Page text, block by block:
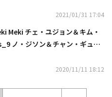
2021/01/31 17:04
Meki チェ・ユジョン＆キム・
ノ・ジソン＆チャン・ギュ
2020/11/11 18:12